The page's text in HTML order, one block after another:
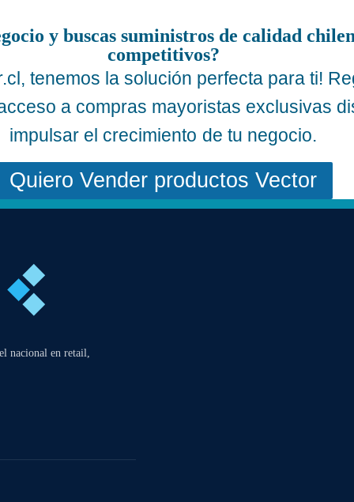
y buscas suministros de calidad
competitivos?
tenemos la solución perfecta para ti!
a compras mayoristas exclusivas
impulsar el crecimiento de tu negocio.
Quiero Vender productos Vector
nacional en retail,